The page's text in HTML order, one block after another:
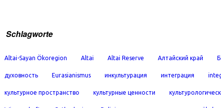
Schlagworte
Altai-Sayan Ökoregion Altai Altai Reserve Алтайский край
духовность Eurasianismus инкультурация интеграция
культурное пространство культурные ценности